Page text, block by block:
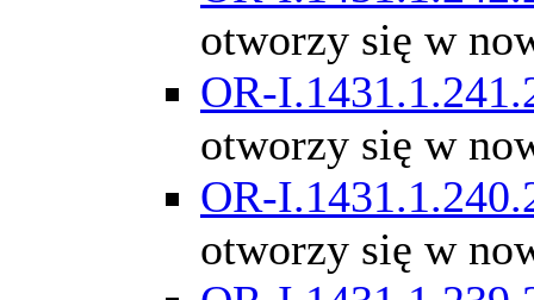
otworzy się w
OR-
otworzy się w
OR-
otworzy się w